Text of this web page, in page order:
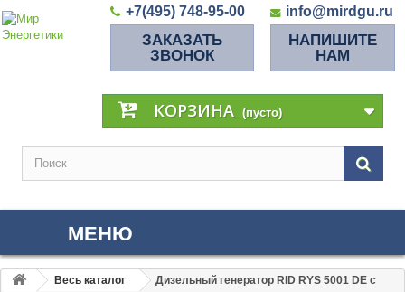
+7(495) 748-95-00 info@mirdgu.ru
ЗАКАЗАТЬ
ЗВОНОК
НАПИШИТЕ
НАМ
КОРЗИНА (пусто)
МЕНЮ
Весь каталог
Дизельный генератор RID RYS 5001 DE с